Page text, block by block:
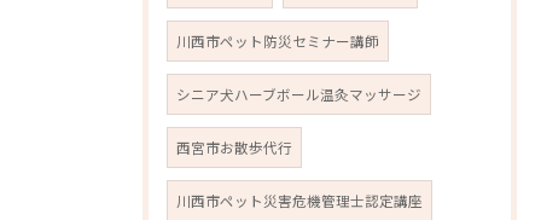
川西市ペット防災セミナー講師
シニア犬ハーブボール温灸マッサージ
西宮市お散歩代行
川西市ペット災害危機管理士認定講座